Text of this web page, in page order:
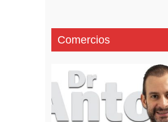
Comercios